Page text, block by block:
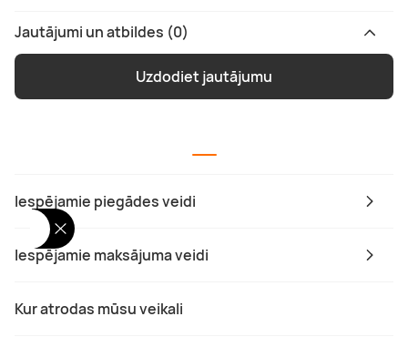
Iespējamie piegādes veidi
Iespējamie maksājuma veidi
Kur atrodas mūsu veikali
Jautājumi un atbildes (0)
Uzdodiet jautājumu